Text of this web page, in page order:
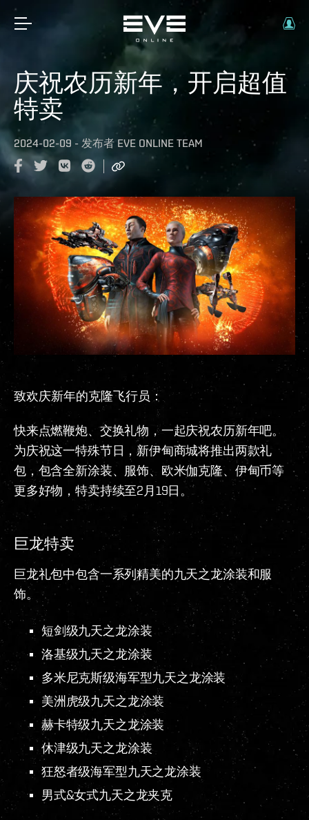
庆祝农历新年，开启超值
特卖
2024-02-09 - 发布者 EVE ONLINE TEAM
致欢庆新年的克隆飞行员：
快来点燃鞭炮、交换礼物，一起庆祝农历新年吧。
为庆祝这一特殊节日，新伊甸商城将推出两款礼
包，包含全新涂装、服饰、欧米伽克隆、伊甸币等
更多好物，特卖持续至2月19日。
巨龙特卖
巨龙礼包中包含一系列精美的九天之龙涂装和服
饰。
短剑级九天之龙涂装
洛基级九天之龙涂装
多米尼克斯级海军型九天之龙涂装
美洲虎级九天之龙涂装
赫卡特级九天之龙涂装
休津级九天之龙涂装
狂怒者级海军型九天之龙涂装
男式&女式九天之龙夹克